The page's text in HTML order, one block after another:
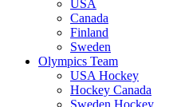
USA
Canada
Finland
Sweden
Olympics Team
USA Hockey
Hockey Canada
Sweden Hockey